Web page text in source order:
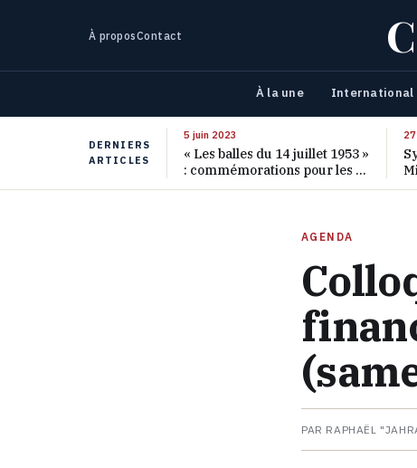
À proposContact
À la une International
DERNIERS
ARTICLES
5 juin 2023
« Les balles du 14 juillet 1953 »
: commémorations pour les 70
ans de ce massacre oublié
AGENDA
PAR RAPHAËL